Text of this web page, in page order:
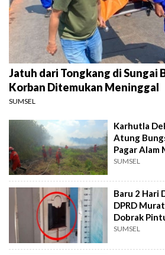
Jatuh dari Tongkang di Sungai
Korban Ditemukan Meninggal
SUMSEL
Karhutla
Atung
Pagar Alam
SUMSEL
Baru 2 Hari
DPRD
Dobrak
SUMSEL